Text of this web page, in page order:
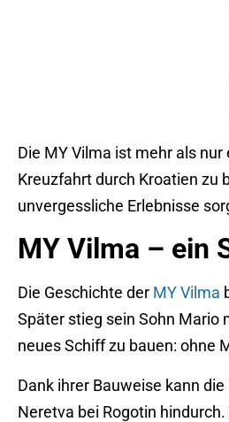
Die MY Vilma ist mehr als
Kreuzfahrt durch Kroatien zu
unvergessliche Erlebnisse
MY Vilma – ein
Die Geschichte der MY Vilma
Später stieg sein Sohn Mario
neues Schiff zu bauen: ohne
Dank ihrer Bauweise kann die
Neretva bei Rogotin